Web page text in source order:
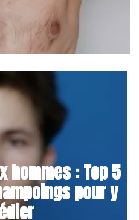
hommes : Top 5
pour y